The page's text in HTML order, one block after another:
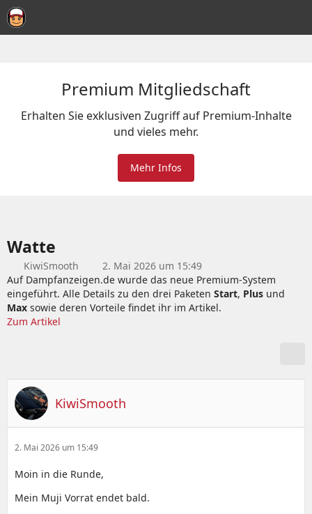
Premium Mitgliedschaft
Erhalten Sie exklusiven Zugriff auf Premium-Inhalte
und vieles mehr.
Mehr Infos
Watte
KiwiSmooth
2. Mai 2026 um 15:49
Auf Dampfanzeigen.de wurde das neue Premium-System
eingeführt. Alle Details zu den drei Paketen Start, Plus und
Max sowie deren Vorteile findet ihr im Artikel.
Zum Artikel
KiwiSmooth
2. Mai 2026 um 15:49
Moin in die Runde,
Mein Muji Vorrat endet bald.